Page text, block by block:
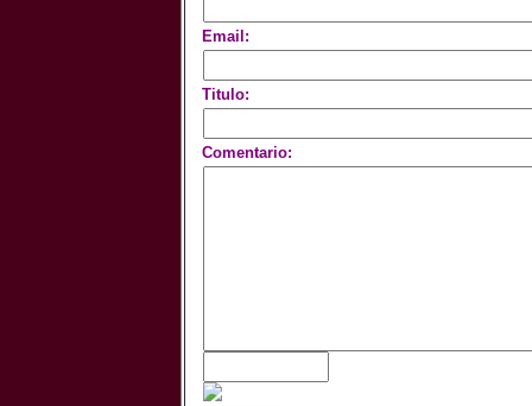
Email:
Titulo:
Comentario: